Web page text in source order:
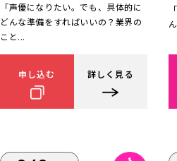
「声優になりたい。でも、具体的に
どんな準備をすればいいの？業界の
こと...
申し込む 詳しく見る